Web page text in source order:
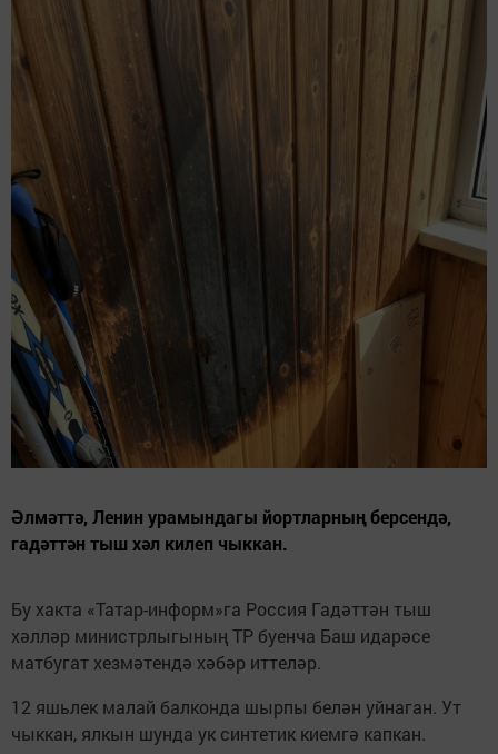
Әлмәттә, Ленин урамындагы йортларның берсендә,
гадәттән тыш хәл килеп чыккан.
Бу хакта «Татар-информ»га Россия Гадәттән тыш
хәлләр министрлыгының ТР буенча Баш идарәсе
матбугат хезмәтендә хәбәр иттеләр.
12 яшьлек малай балконда шырпы белән уйнаган. Ут
чыккан, ялкын шунда ук синтетик киемгә капкан.